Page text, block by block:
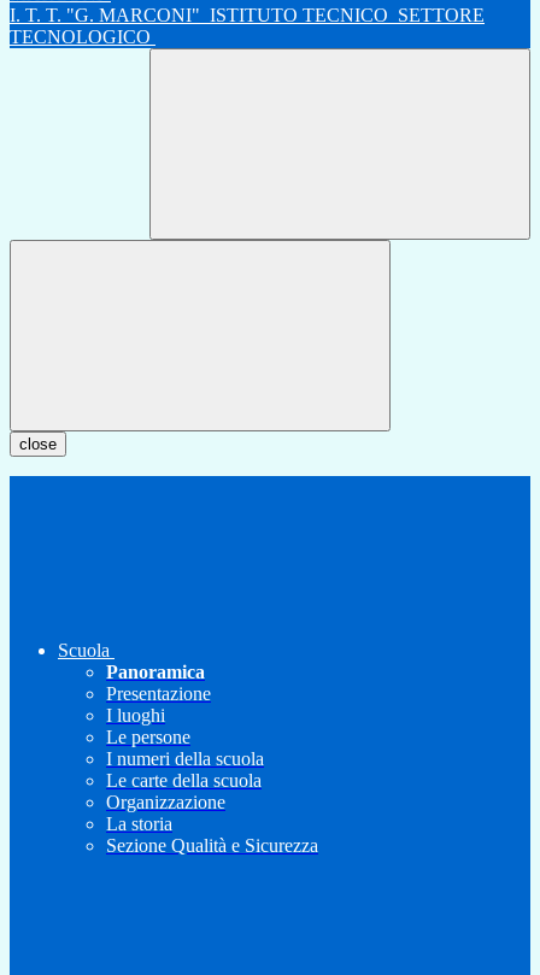
I. T. T. "G. MARCONI" ISTITUTO TECNICO SETTORE
TECNOLOGICO
close
Scuola
Panoramica
Presentazione
I luoghi
Le persone
I numeri della scuola
Le carte della scuola
Organizzazione
La storia
Sezione Qualità e Sicurezza